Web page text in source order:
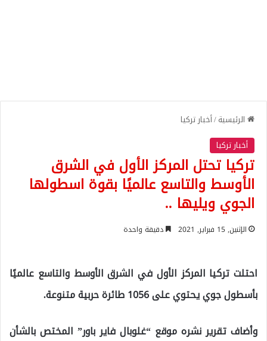
الرئيسية/أخبار تركيا
أخبار تركيا
تركيا تحتل المركز الأول في الشرق
الأوسط والتاسع عالميًا بقوة اسطولها
الجوي ويليها ..
الإثنين, 15 فبراير, 2021 دقيقة واحدة
احتلت تركيا المركز الأول في الشرق الأوسط والتاسع عالميًا
بأسطول جوي يحتوي على 1056 طائرة حربية متنوعة.
وأضاف تقرير نشره موقع “غلوبال فاير باور” المختص بالشأن